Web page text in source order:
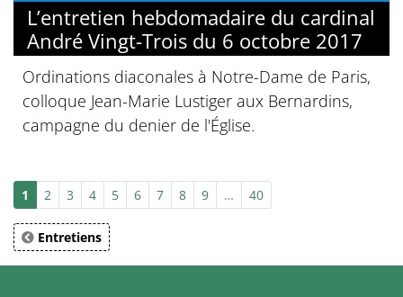
L’entretien hebdomadaire du cardinal
André Vingt-Trois du 6 octobre 2017
Ordinations diaconales à Notre-Dame de Paris,
colloque Jean-Marie Lustiger aux Bernardins,
campagne du denier de l'Église.
1 2 3 4 5 6 7 8 9 … 40
Entretiens